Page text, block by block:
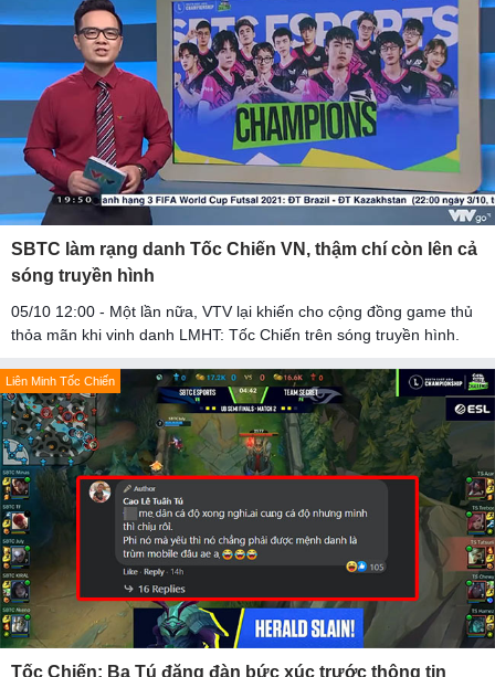
SBTC làm rạng danh Tốc Chiến VN, thậm chí còn lên cả
sóng truyền hình
05/10 12:00 - Một lần nữa, VTV lại khiến cho cộng đồng game thủ
thỏa mãn khi vinh danh LMHT: Tốc Chiến trên sóng truyền hình.
Liên Minh Tốc Chiến
Tốc Chiến: Ba Tú đăng đàn bức xúc trước thông tin